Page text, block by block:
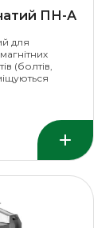
ПН-А
для
(болтів,